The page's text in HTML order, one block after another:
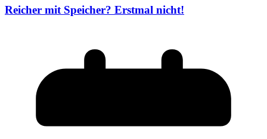
Reicher mit Speicher? Erstmal nicht!